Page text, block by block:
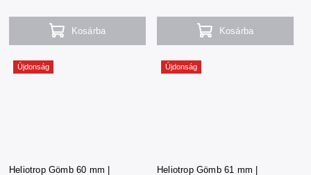
Kosárba Kosárba
Újdonság
Heliotrop Gömb 60 mm |
Újdonság
Heliotrop Gömb 61 mm |